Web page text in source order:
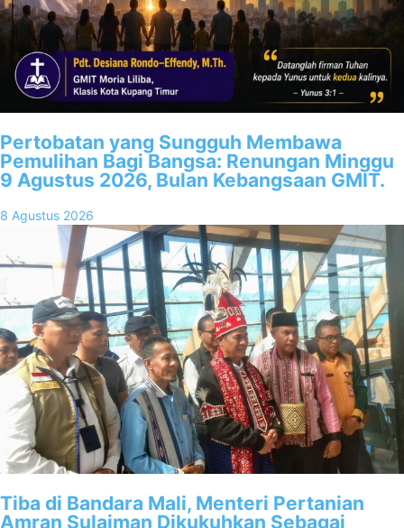
Pertobatan yang Sungguh Membawa
Pemulihan Bagi Bangsa: Renungan Minggu
9 Agustus 2026, Bulan Kebangsaan GMIT.
8 Agustus 2026
Tiba di Bandara Mali, Menteri Pertanian
Amran Sulaiman Dikukuhkan Sebagai